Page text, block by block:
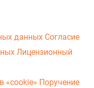
данных Согласие
Лицензионный
«cookie» Поручение